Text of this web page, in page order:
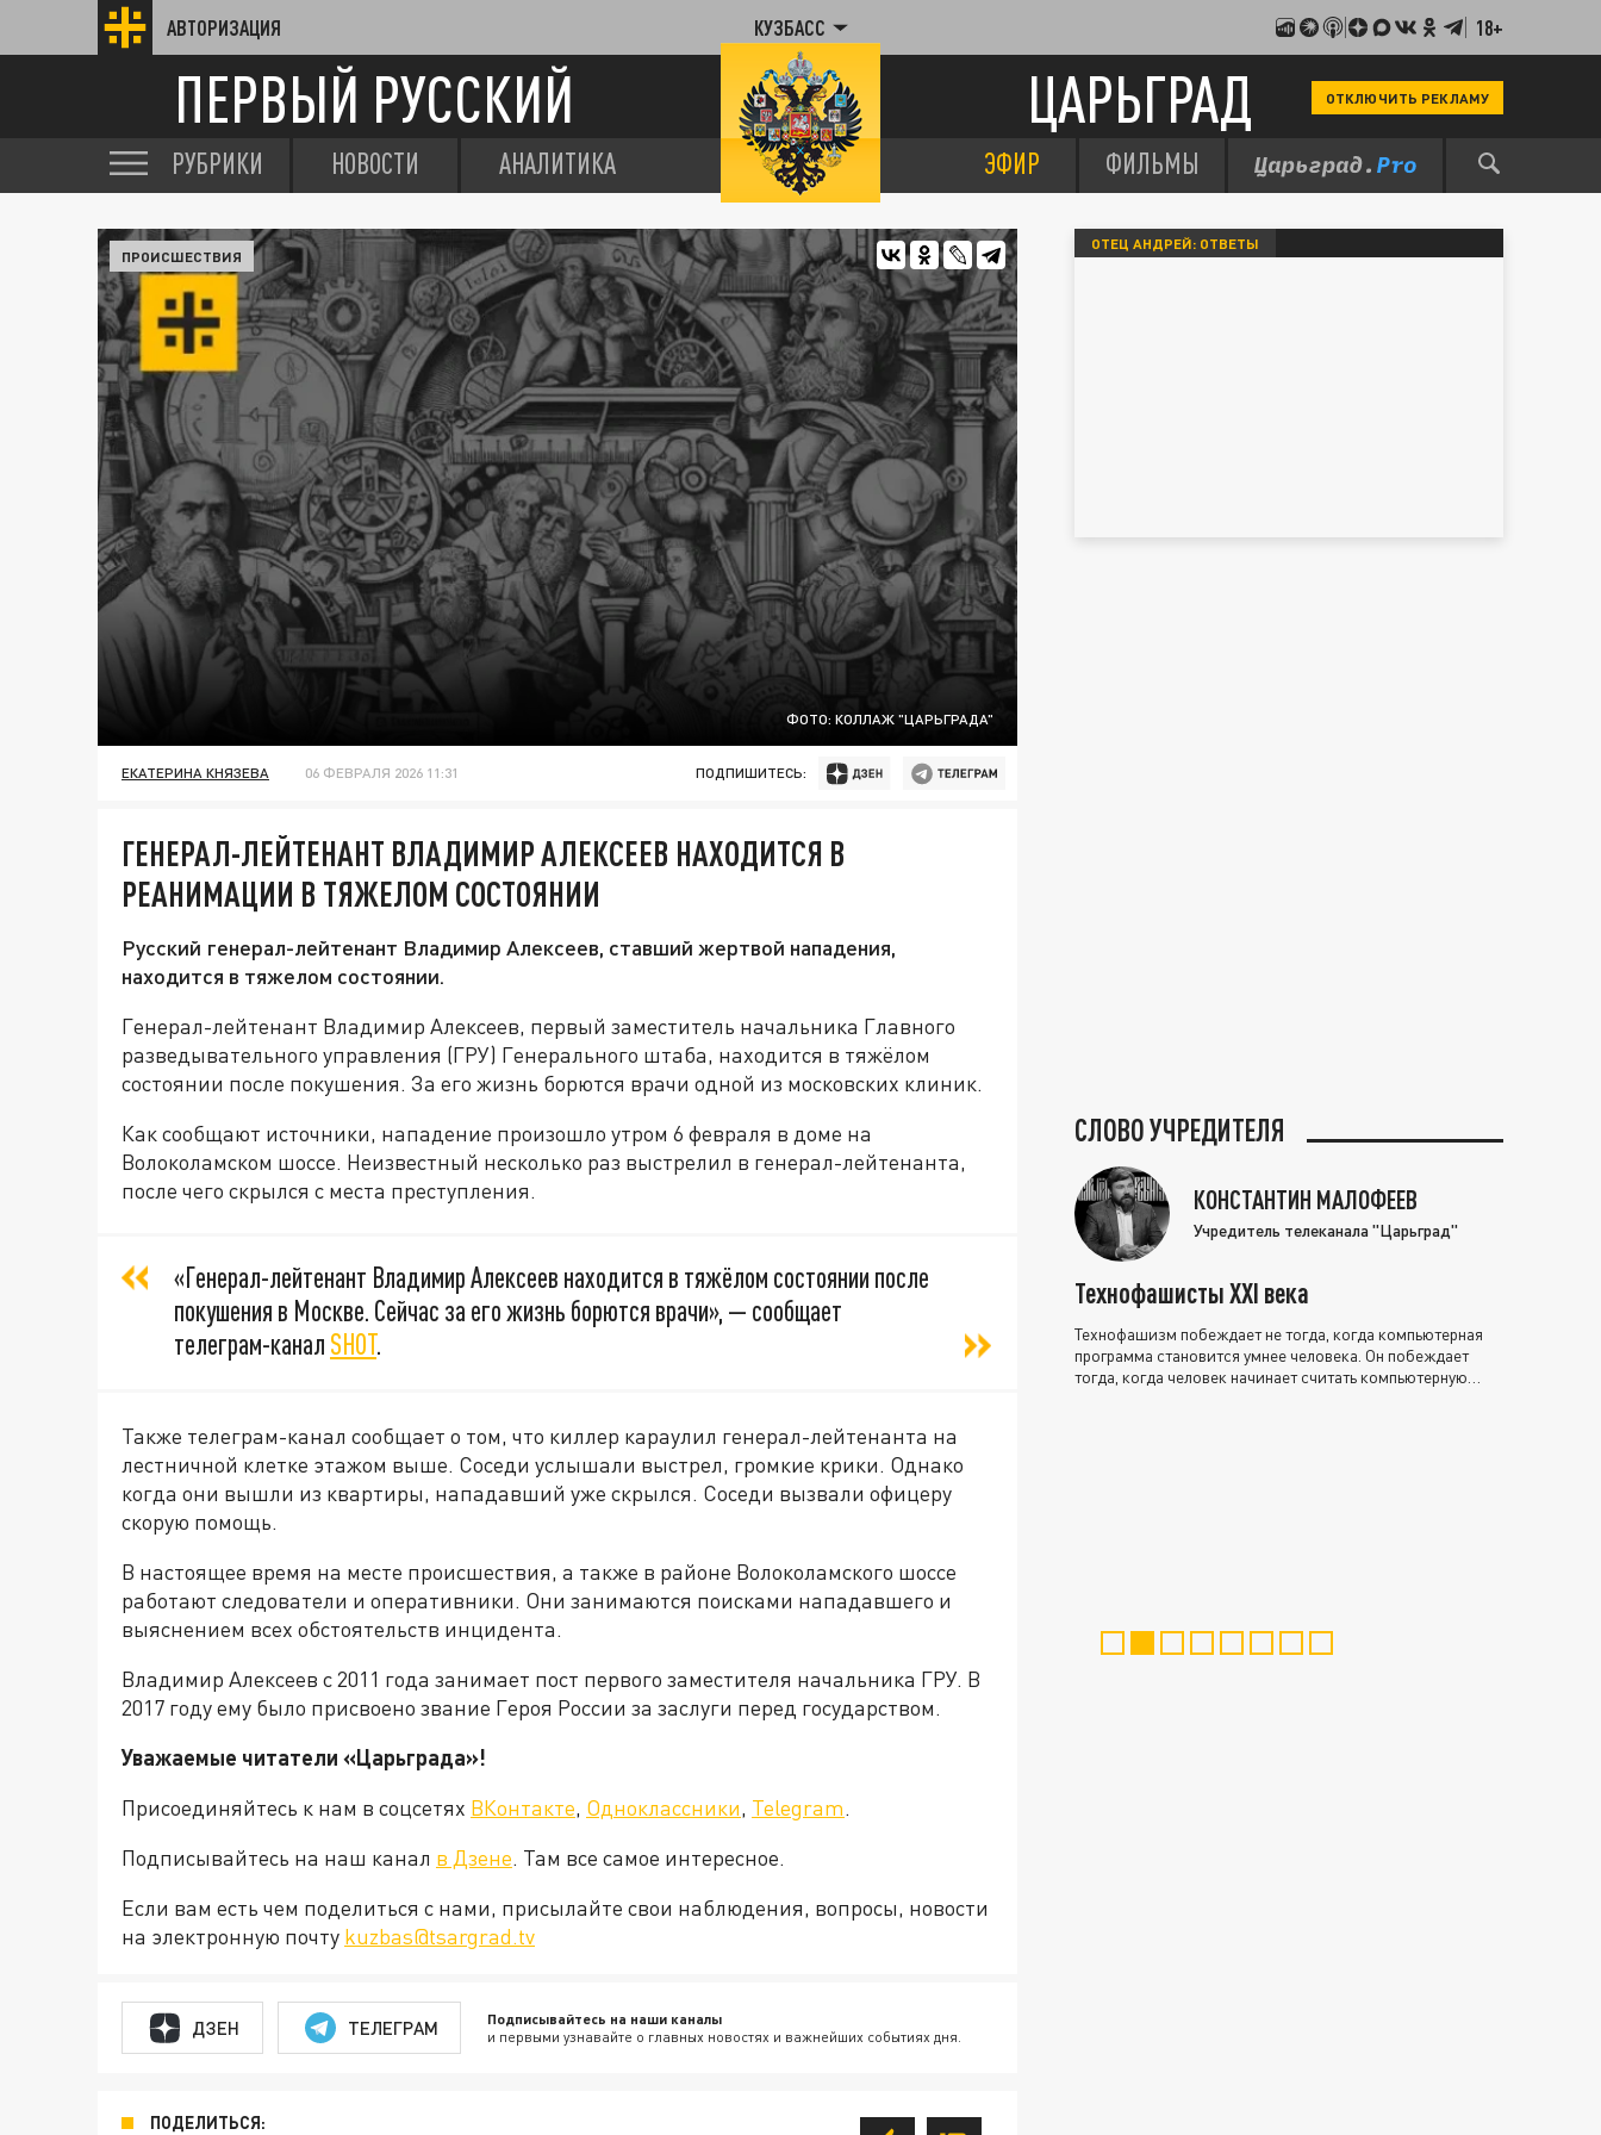
АВТОРИЗАЦИЯ КУЗБАСС 18+
ПЕРВЫЙ РУССКИЙ ЦАРЬГРАД ОТКЛЮЧИТЬ РЕКЛАМУ
РУБРИКИ НОВОСТИ АНАЛИТИКА ЭФИР ФИЛЬМЫ
ФОТО: КОЛЛАЖ "ЦАРЬГРАДА"
ПРОИСШЕСТВИЯ
ЕКАТЕРИНА КНЯЗЕВА 06 ФЕВРАЛЯ 2026 11:31 ПОДПИШИТЕСЬ:
ГЕНЕРАЛ-ЛЕЙТЕНАНТ ВЛАДИМИР АЛЕКСЕЕВ НАХОДИТСЯ В
РЕАНИМАЦИИ В ТЯЖЕЛОМ СОСТОЯНИИ
Русский генерал-лейтенант Владимир Алексеев, ставший жертвой нападения,
находится в тяжелом состоянии.
Генерал-лейтенант Владимир Алексеев, первый заместитель начальника Главного
разведывательного управления (ГРУ) Генерального штаба, находится в тяжёлом
состоянии после покушения. За его жизнь борются врачи одной из московских клиник.
Как сообщают источники, нападение произошло утром 6 февраля в доме на
Волоколамском шоссе. Неизвестный несколько раз выстрелил в генерал-лейтенанта,
после чего скрылся с места преступления.
«Генерал-лейтенант Владимир Алексеев находится в тяжёлом состоянии после
покушения в Москве. Сейчас за его жизнь борются врачи», — сообщает
телеграм-канал SHOT.
Также телеграм-канал сообщает о том, что киллер караулил генерал-лейтенанта на
лестничной клетке этажом выше. Соседи услышали выстрел, громкие крики. Однако
когда они вышли из квартиры, нападавший уже скрылся. Соседи вызвали офицеру
скорую помощь.
В настоящее время на месте происшествия, а также в районе Волоколамского шоссе
работают следователи и оперативники. Они занимаются поисками нападавшего и
выяснением всех обстоятельств инцидента.
Владимир Алексеев с 2011 года занимает пост первого заместителя начальника ГРУ. В
2017 году ему было присвоено звание Героя России за заслуги перед государством.
Уважаемые читатели «Царьграда»!
Присоединяйтесь к нам в соцсетях ВКонтакте, Одноклассники, Telegram.
Подписывайтесь на наш канал в Дзене. Там все самое интересное.
Если вам есть чем поделиться с нами, присылайте свои наблюдения, вопросы, новости
на электронную почту kuzbas@tsargrad.tv
ДЗЕН ТЕЛЕГРАМ Подписывайтесь на наши каналы
и первыми узнавайте о главных новостях и важнейших событиях дня.
ПОДЕЛИТЬСЯ:
ОТЕЦ АНДРЕЙ: ОТВЕТЫ
СЛОВО УЧРЕДИТЕЛЯ
КОНСТАНТИН МАЛОФЕЕВ
Учредитель телеканала "Царьград"
Технофашисты XXI века
Технофашизм побеждает не тогда, когда компьютерная
программа становится умнее человека. Он побеждает
тогда, когда человек начинает считать компьютерную